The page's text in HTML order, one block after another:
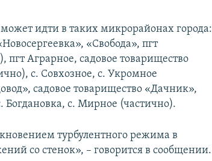
идти в таких микрорайонах города:
«Свобода», пгт
пгт Аграрное, садовое товарищество
с. Совхозное, с. Укромное
садовое товарищество «Дачник»,
с. Мирное (частично).
турбулентного режима в
со стенок», – говорится в сообщении.